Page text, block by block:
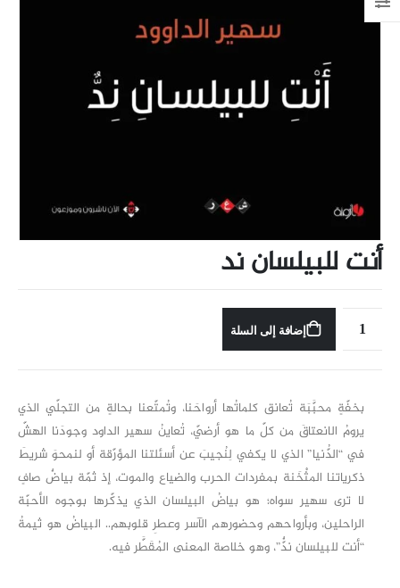
أنت للبيلسان ند
إضافة إلى السلة
بخفّةٍ محبَّبَة تُعانق كلماتُها أرواحَنا، وتُمتّعنا بحالةٍ من التجلّي الذي
يرومُ الانعتاقَ من كلّ ما هو أرضيّ، تُعاينُ سهير الداود وجودَنا الهشّ
في “الدُّنيا” الذي لا يكفي لِنُجيبَ عن أسئلتنا المؤرّقة أو لنمحوَ شريطَ
ذكرياتنا المثْخَنة بمفردات الحرب والضياع والموت، إذ ثمّة بياضٌ صافٍ
لا ترى سهير سواه؛ هو بياضُ البيلسان الذي يذكّرها بوجوه الأحبّة
الراحلين، وبأرواحهم وحضورهم الآسر وعطرِ قلوبهم.. البياضُ هو ثيمةُ
“أنت للبيلسان ندٌّ”، وهو خلاصة المعنى المُقَطَّر فيه.